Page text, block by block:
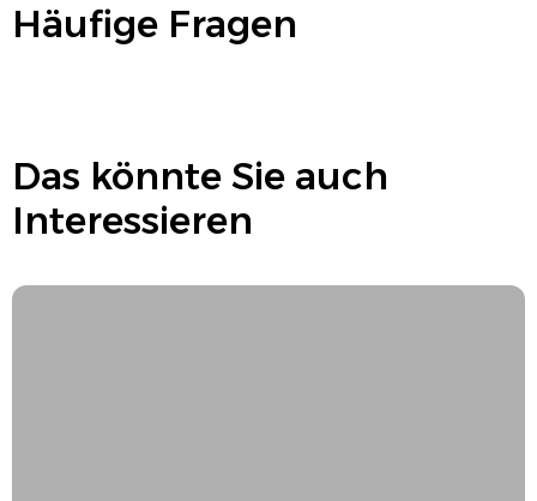
Häufige Fragen
Das könnte Sie auch
Interessieren